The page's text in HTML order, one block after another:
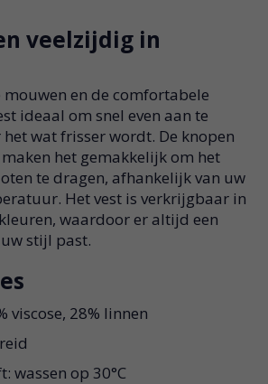
veelzijdig in
mouwen en de comfortabele
ideaal om snel even aan te
wat frisser wordt. De knopen
het gemakkelijk om het
te dragen, afhankelijk van uw
Het vest is verkrijgbaar in
waardoor er altijd een
stijl past.
viscose, 28% linnen
wassen op 30°C